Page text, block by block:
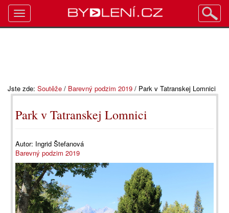
Jste zde: Soutěže / Barevný podzim 2019 / Park v Tatranskej Lomnici
Park v Tatranskej Lomnici
Autor: Ingrid Štefanová
Barevný podzim 2019
Toggle
navigation